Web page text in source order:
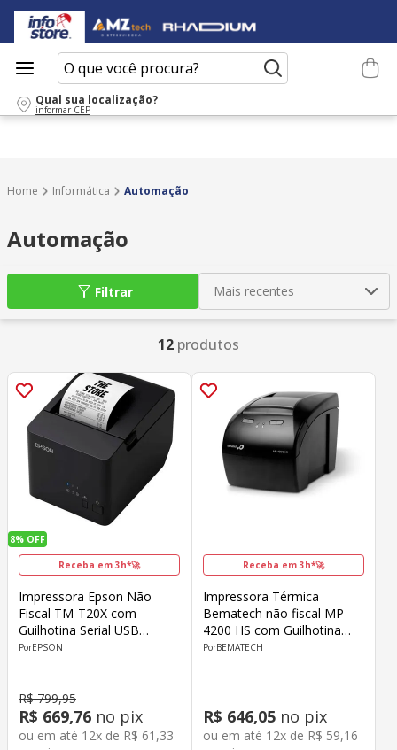
O que você procura?
Qual sua localização?
informar CEP
Informática Automação
Automação
Mais recentes
Filtrar
12 produtos
8% OFF
Receba em 3h*🚀
Impressora Epson Não
Fiscal TM-T20X com
Guilhotina Serial USB
C31CL45011
EPSON
R$ 799,95
R$ 669,76 no pix
ou em até 12x de R$ 61 ,33
Receba em 3h*🚀
Impressora Térmica
Bematech não fiscal MP-
4200 HS com Guilhotina
46B4200HS000
BEMATECH
R$ 646,05 no pix
ou em até 12x de R$ 59,16